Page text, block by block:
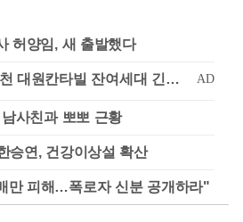
허양임, 새 출발했다
사친과 뽀뽀 근황
승연, 건강이상설 확산
만 피해…폭로자 신분 공개하라"